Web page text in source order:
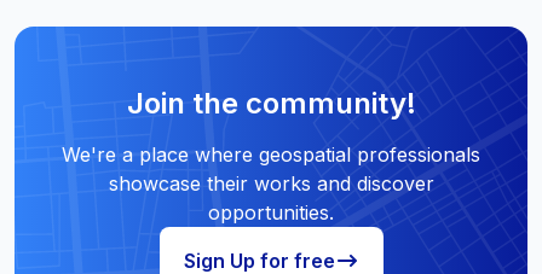
Join the community!
We're a place where geospatial professionals
showcase their works and discover
opportunities.
Sign Up for free